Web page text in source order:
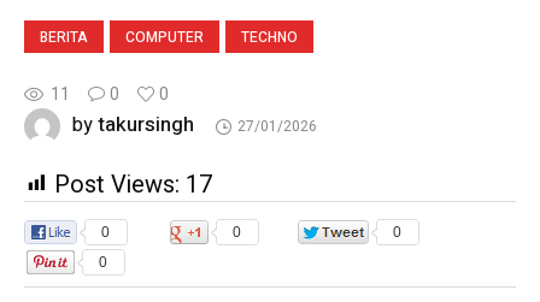
BERITA COMPUTER TECHNO
11 0 0
bytakursingh 27/01/2026
Post Views: 17
0 0
0
0